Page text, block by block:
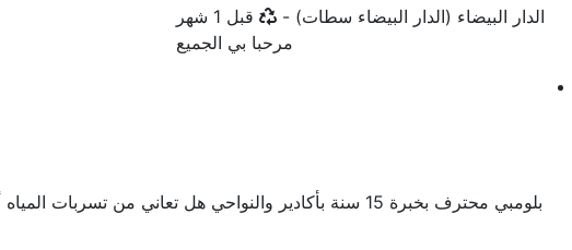
الدار البيضاء (الدار البيضاء سطات) - أخر تحديث
قبل 1 شهر
مرحبا بي الجميع
بلومبي محترف بخبرة 15 سنة بأكادير والنواحي هل